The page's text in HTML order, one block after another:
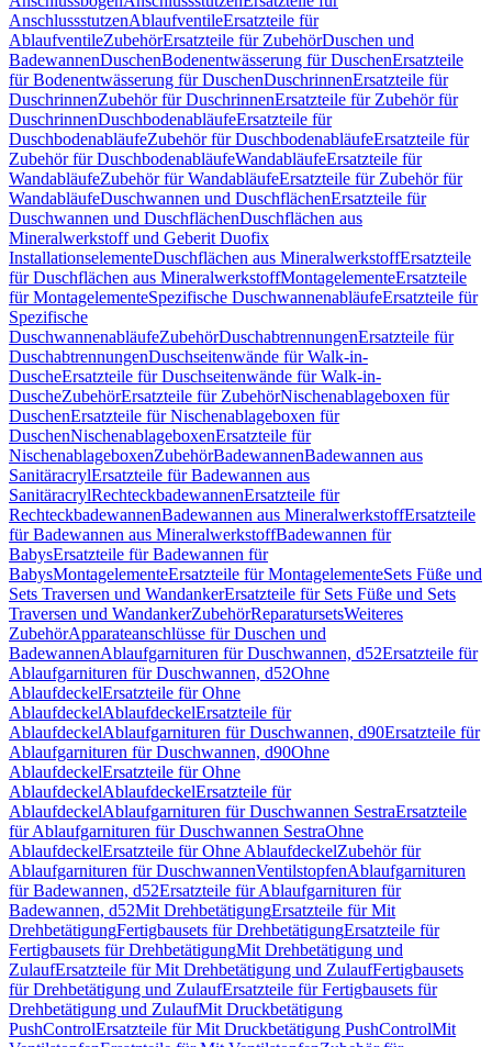
AnschlussstutzenAblaufventileErsatzteile für
AblaufventileZubehörErsatzteile für ZubehörDuschen und
BadewannenDuschenBodenentwässerung für DuschenErsatzteile
für Bodenentwässerung für DuschenDuschrinnenErsatzteile für
DuschrinnenZubehör für DuschrinnenErsatzteile für Zubehör für
DuschrinnenDuschbodenabläufeErsatzteile für
DuschbodenabläufeZubehör für DuschbodenabläufeErsatzteile für
Zubehör für DuschbodenabläufeWandabläufeErsatzteile für
WandabläufeZubehör für WandabläufeErsatzteile für Zubehör für
WandabläufeDuschwannen und DuschflächenErsatzteile für
Duschwannen und DuschflächenDuschflächen aus
Mineralwerkstoff und Geberit Duofix
InstallationselementeDuschflächen aus MineralwerkstoffErsatzteile
für Duschflächen aus MineralwerkstoffMontagelementeErsatzteile
für MontagelementeSpezifische DuschwannenabläufeErsatzteile für
Spezifische
DuschwannenabläufeZubehörDuschabtrennungenErsatzteile für
DuschabtrennungenDuschseitenwände für Walk-in-
DuscheErsatzteile für Duschseitenwände für Walk-in-
DuscheZubehörErsatzteile für ZubehörNischenablageboxen für
DuschenErsatzteile für Nischenablageboxen für
DuschenNischenablageboxenErsatzteile für
NischenablageboxenZubehörBadewannenBadewannen aus
SanitäracrylErsatzteile für Badewannen aus
SanitäracrylRechteckbadewannenErsatzteile für
RechteckbadewannenBadewannen aus MineralwerkstoffErsatzteile
für Badewannen aus MineralwerkstoffBadewannen für
BabysErsatzteile für Badewannen für
BabysMontagelementeErsatzteile für MontagelementeSets Füße und
Sets Traversen und WandankerErsatzteile für Sets Füße und Sets
Traversen und WandankerZubehörReparatursetsWeiteres
ZubehörApparateanschlüsse für Duschen und
BadewannenAblaufgarnituren für Duschwannen, d52Ersatzteile für
Ablaufgarnituren für Duschwannen, d52Ohne
AblaufdeckelErsatzteile für Ohne
AblaufdeckelAblaufdeckelErsatzteile für
AblaufdeckelAblaufgarnituren für Duschwannen, d90Ersatzteile für
Ablaufgarnituren für Duschwannen, d90Ohne
AblaufdeckelErsatzteile für Ohne
AblaufdeckelAblaufdeckelErsatzteile für
AblaufdeckelAblaufgarnituren für Duschwannen SestraErsatzteile
für Ablaufgarnituren für Duschwannen SestraOhne
AblaufdeckelErsatzteile für Ohne AblaufdeckelZubehör für
Ablaufgarnituren für DuschwannenVentilstopfenAblaufgarnituren
für Badewannen, d52Ersatzteile für Ablaufgarnituren für
Badewannen, d52Mit DrehbetätigungErsatzteile für Mit
DrehbetätigungFertigbausets für DrehbetätigungErsatzteile für
Fertigbausets für DrehbetätigungMit Drehbetätigung und
ZulaufErsatzteile für Mit Drehbetätigung und ZulaufFertigbausets
für Drehbetätigung und ZulaufErsatzteile für Fertigbausets für
Drehbetätigung und ZulaufMit Druckbetätigung
PushControlErsatzteile für Mit Druckbetätigung PushControlMit